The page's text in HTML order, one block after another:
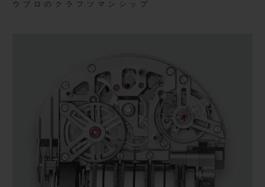
ウブロのクラフツマンシップ